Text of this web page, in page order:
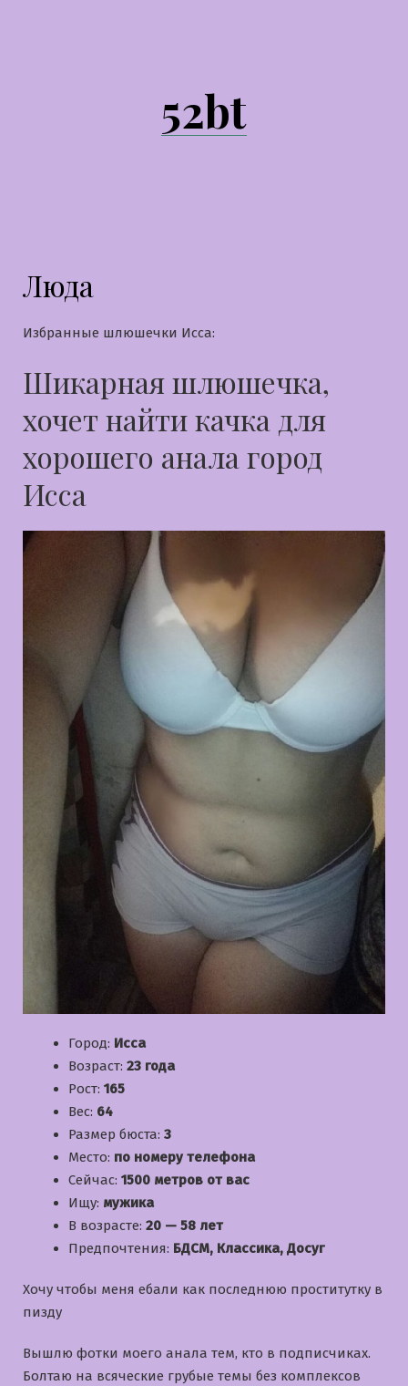
52bt
Люда
Избранные шлюшечки Исса:
Шикарная шлюшечка,
хочет найти качка для
хорошего анала город
Исса
Город: Исса
Возраст: 23 года
Рост: 165
Вес: 64
Размер бюста: 3
Место: по номеру телефона
Сейчас: 1500 метров от вас
Ищу: мужика
В возрасте: 20 — 58 лет
Предпочтения: БДСМ, Классика, Досуг
Хочу чтобы меня ебали как последнюю проститутку в
пизду
Вышлю фотки моего анала тем, кто в подписчиках.
Болтаю на всяческие грубые темы без комплексов